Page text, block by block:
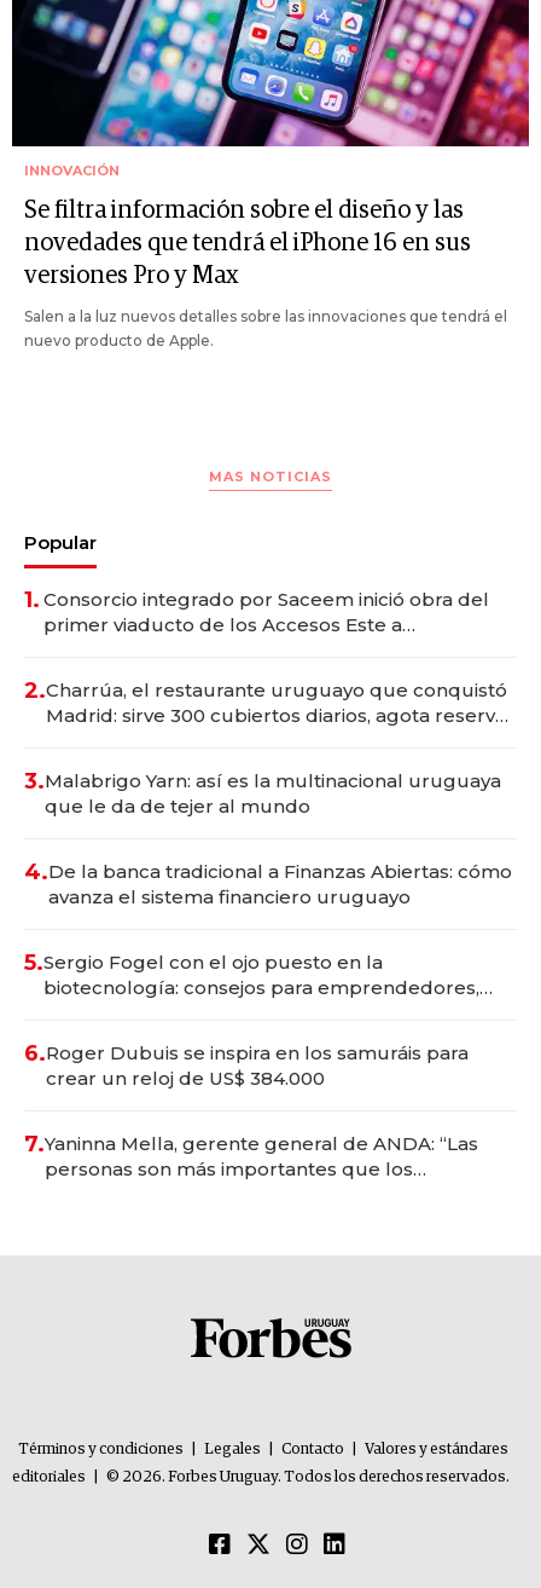
INNOVACIÓN
Se filtra información sobre el diseño y las
novedades que tendrá el iPhone 16 en sus
versiones Pro y Max
Salen a la luz nuevos detalles sobre las innovaciones que tendrá el
nuevo producto de Apple.
MAS NOTICIAS
Popular
1. Consorcio integrado por Saceem inició obra del
primer viaducto de los Accesos Este a
2.Charrúa, el restaurante uruguayo que conquistó
Madrid: sirve 300 cubiertos diarios, agota reservas
3.Malabrigo Yarn: así es la multinacional uruguaya
que le da de tejer al mundo
4.De la banca tradicional a Finanzas Abiertas: cómo
avanza el sistema financiero uruguayo
5.Sergio Fogel con el ojo puesto en la
biotecnología: consejos para emprendedores,
6.Roger Dubuis se inspira en los samuráis para
crear un reloj de US$ 384.000
7.Yaninna Mella, gerente general de ANDA: “Las
personas son más importantes que los
Términos y condiciones Legales Contacto
Valores y estándares
editoriales
© 2026. Forbes Uruguay. Todos los derechos reservados.